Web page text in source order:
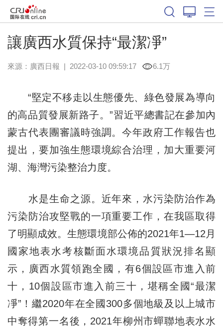
讓廣西水質保持“最潔凈”
來源： 廣西日報 | 2022-03-10 09:59:17 6.1万
“堅定不移走以生態優先、綠色發展為導向
的高品質發展新路子。”習近平總書記在參加內
蒙古代表團審議時強調。今年政府工作報告也
提出，要加強生態環境綜合治理，加大重要河
湖、海灣污染整治力度。
水是生命之源。近年來，水污染防治作為
污染防治攻堅戰的一項重要工作，在我區取得
了明顯成效。生態環境部公佈的2021年1—12月
國家地表水考核斷面水環境品質狀況排名顯
示，廣西水質領跑全國，有6個設區市進入前
十，10個設區市進入前三十，堪稱全國“最潔
凈”！繼2020年在全國300多個地級及以上城市
中奪得第一名後，2021年柳州市蟬聯地表水水